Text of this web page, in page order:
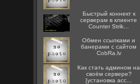
Быстрый коннект к
серверам в клиенте
Counter Strik...
Oбмен ссылками и
банерами с сайтом
CobRa.lv
Как стать админом на
своём сервере?
[установка acc...